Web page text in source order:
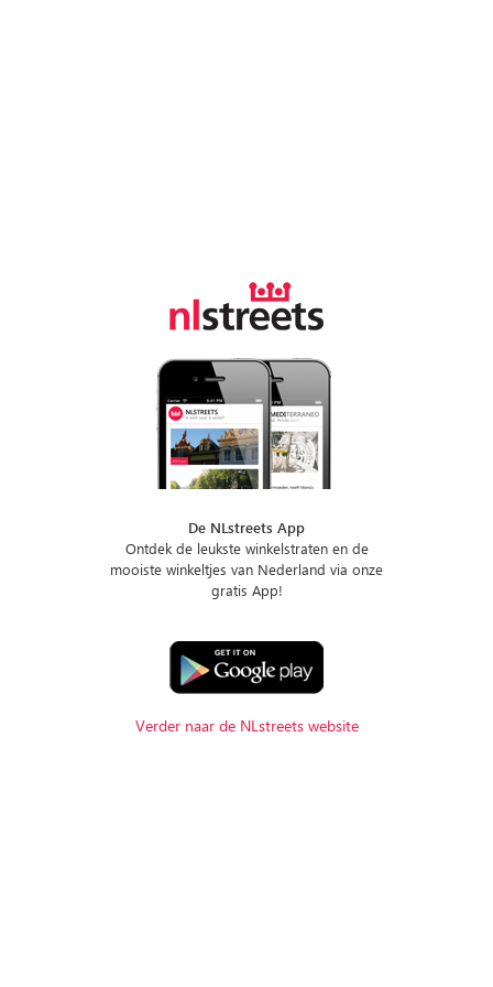
De NLstreets App
Ontdek de leukste winkelstraten en de
mooiste winkeltjes van Nederland via onze
gratis App!
Verder naar de NLstreets website